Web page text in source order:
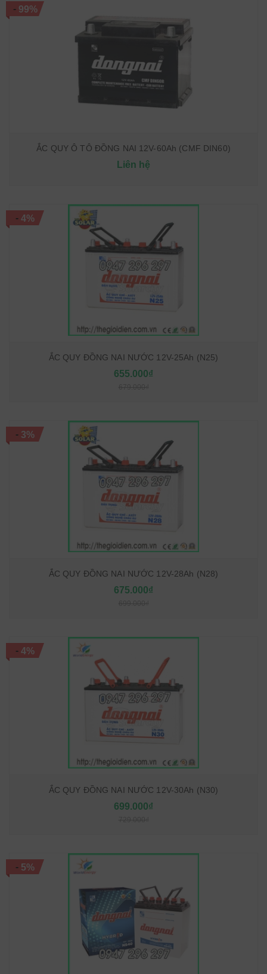
-99%
ẮC QUY Ô TÔ ĐỒNG NAI 12V-60Ah (CMF DIN60)
Liên hệ
- 4%
ẮC QUY ĐỒNG NAI NƯỚC 12V-25Ah (N25)
655.000₫
- 3%
ẮC QUY ĐỒNG NAI NƯỚC 12V-28Ah (N28)
675.000₫
- 4%
ẮC QUY ĐỒNG NAI NƯỚC 12V-30Ah (N30)
699.000₫
- 5%